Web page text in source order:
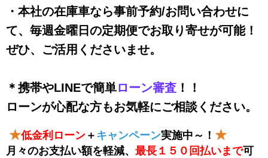
・本社の在庫車なら事前予約/お問い合わせに
て、毎週金曜日の定期便でお取り寄せが可能！
ぜひ、ご活用くださいませ。
＊携帯やLINEで簡単ローン審査 ！！
ローンが心配な方もお気軽にご相談ください。
★低金利ローン ＋ キャンペーン実施中～！ ★
月々のお支払い額を軽減、 最長１５０回払いまで可